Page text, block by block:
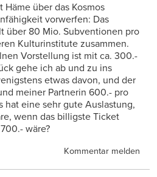
über das Kosmos
vorwerfen: Das
über 80 Mio. Subventionen pro
Kulturinstitute zusammen.
Vorstellung ist mit ca. 300.-
gehe ich ab und zu ins
etwas davon, und der
meiner Partnerin 600.- pro
hat eine sehr gute Auslastung,
wenn das billigste Ticket
wäre?
Kommentar melden